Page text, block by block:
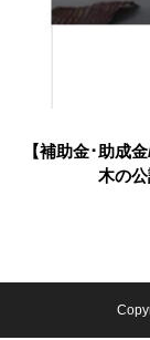
【補助金･助成
木の